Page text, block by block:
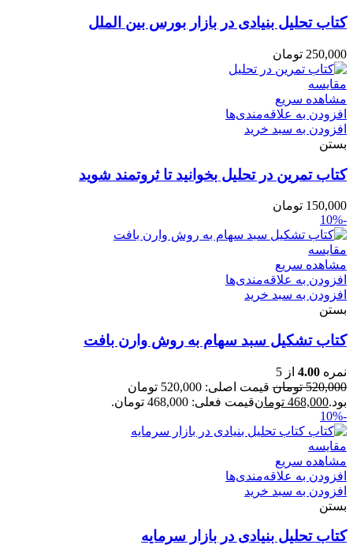
کتاب تحلیل بنیادی در بازار بورس بین الملل
250,000 تومان
مقایسه
مشاهده سریع
افزودن به علاقه‌مندی‌ها
افزودن به سبد خرید
بستن
کتاب تمرین در تحلیل بخوانید تا ثروتمند شوید
150,000 تومان
-10%
مقایسه
مشاهده سریع
افزودن به علاقه‌مندی‌ها
افزودن به سبد خرید
بستن
کتاب تشکیل سبد سهام به روش وارن بافت
نمره 4.00 از 5
520,000 تومان
قیمت اصلی: 520,000 تومان
بود.468,000 تومانقیمت فعلی: 468,000 تومان.
-10%
مقایسه
مشاهده سریع
افزودن به علاقه‌مندی‌ها
افزودن به سبد خرید
بستن
کتاب تحلیل بنیادی در بازار سرمایه